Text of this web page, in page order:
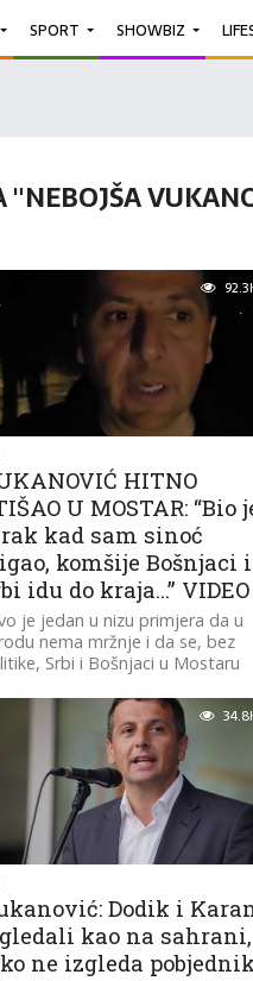
SPORT SHOWBIZ
"NEBOJŠA
HITNO
U MOSTAR: “Bio
kad sam sinoć
komšije Bošnjaci i
idu do kraja…” VIDEO
je jedan u nizu primjera da u
nema mržnje i da se, bez
Srbi i Bošnjaci u Mostaru
Dodik i
kao na sahrani,
ne izgleda pobjednik